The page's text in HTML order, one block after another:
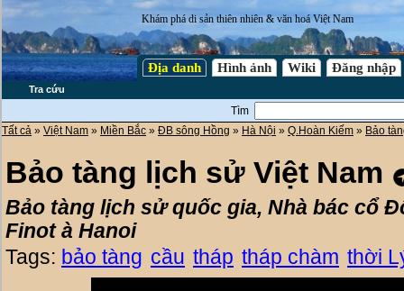
Khám phá di sản thiên nhiên & văn hoá Việt Nam
Địa danh Hình ảnh Wiki Đăng nhập
Tra cứu
Tìm
Tất cả » Việt Nam » Miền Bắc » ĐB sông Hồng » Hà Nội » Q.Hoàn Kiếm » Bảo
Bảo tàng lịch sử Việt Nam
Bảo tàng lịch sử quốc gia, Nhà bác cổ
Finot à Hanoi
Tags: bảo tàng cầu tháp tháp chàm thời